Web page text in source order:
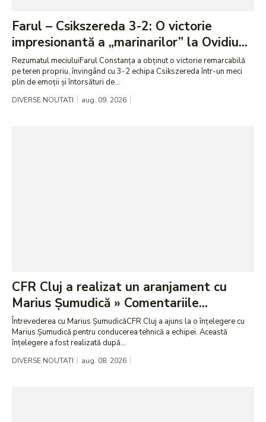
Farul – Csikszereda 3-2: O victorie
impresionantă a „marinarilor” la Ovidiu...
Rezumatul meciuluiFarul Constanța a obținut o victorie remarcabilă
pe teren propriu, învingând cu 3-2 echipa Csikszereda într-un meci
plin de emoții și întorsături de...
DIVERSE NOUTATI aug. 09, 2026
CFR Cluj a realizat un aranjament cu
Marius Șumudică » Comentariile...
Întrevederea cu Marius ȘumudicăCFR Cluj a ajuns la o înțelegere cu
Marius Șumudică pentru conducerea tehnică a echipei. Această
înțelegere a fost realizată după...
DIVERSE NOUTATI aug. 08, 2026